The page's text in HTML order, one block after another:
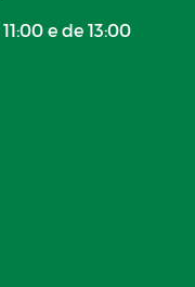
e de 13:00